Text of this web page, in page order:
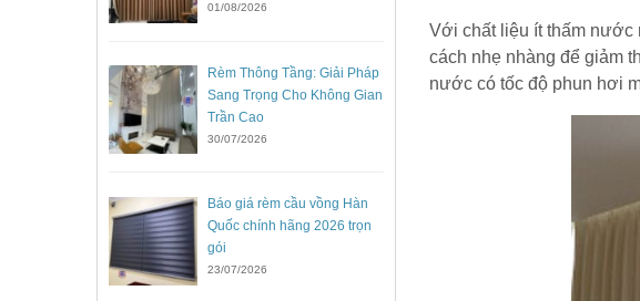
Với chất liệu ít thấm nước
cách nhẹ nhàng để giảm
nước có tốc độ phun hơi
01/08/2026
Rèm Thông Tầng: Giải Pháp
Sang Trọng Cho Không Gian
Trần Cao
30/07/2026
Báo giá rèm cầu vồng Hàn
Quốc chính hãng 2026 trọn
gói
23/07/2026